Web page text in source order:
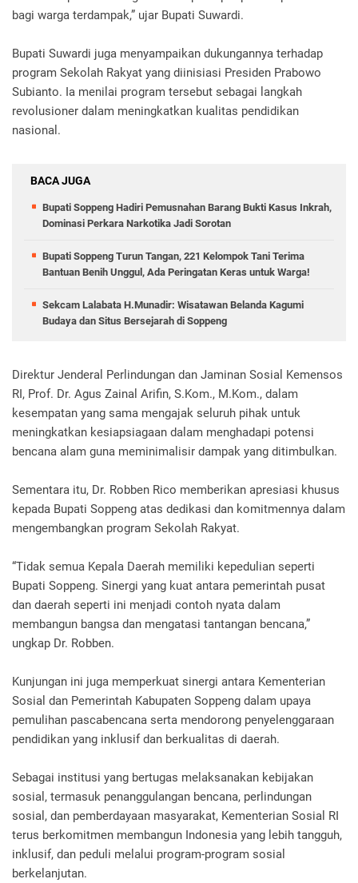
bagi warga terdampak,” ujar Bupati Suwardi.
Bupati Suwardi juga menyampaikan dukungannya terhadap
program Sekolah Rakyat yang diinisiasi Presiden Prabowo
Subianto. Ia menilai program tersebut sebagai langkah
revolusioner dalam meningkatkan kualitas pendidikan
nasional.
BACA JUGA
Bupati Soppeng Hadiri Pemusnahan Barang Bukti Kasus Inkrah,
Dominasi Perkara Narkotika Jadi Sorotan
Bupati Soppeng Turun Tangan, 221 Kelompok Tani Terima
Bantuan Benih Unggul, Ada Peringatan Keras untuk Warga!
Sekcam Lalabata H.Munadir: Wisatawan Belanda Kagumi
Budaya dan Situs Bersejarah di Soppeng
Direktur Jenderal Perlindungan dan Jaminan Sosial Kemensos
RI, Prof. Dr. Agus Zainal Arifin, S.Kom., M.Kom., dalam
kesempatan yang sama mengajak seluruh pihak untuk
meningkatkan kesiapsiagaan dalam menghadapi potensi
bencana alam guna meminimalisir dampak yang ditimbulkan.
Sementara itu, Dr. Robben Rico memberikan apresiasi khusus
kepada Bupati Soppeng atas dedikasi dan komitmennya dalam
mengembangkan program Sekolah Rakyat.
“Tidak semua Kepala Daerah memiliki kepedulian seperti
Bupati Soppeng. Sinergi yang kuat antara pemerintah pusat
dan daerah seperti ini menjadi contoh nyata dalam
membangun bangsa dan mengatasi tantangan bencana,”
ungkap Dr. Robben.
Kunjungan ini juga memperkuat sinergi antara Kementerian
Sosial dan Pemerintah Kabupaten Soppeng dalam upaya
pemulihan pascabencana serta mendorong penyelenggaraan
pendidikan yang inklusif dan berkualitas di daerah.
Sebagai institusi yang bertugas melaksanakan kebijakan
sosial, termasuk penanggulangan bencana, perlindungan
sosial, dan pemberdayaan masyarakat, Kementerian Sosial RI
terus berkomitmen membangun Indonesia yang lebih tangguh,
inklusif, dan peduli melalui program-program sosial
berkelanjutan.